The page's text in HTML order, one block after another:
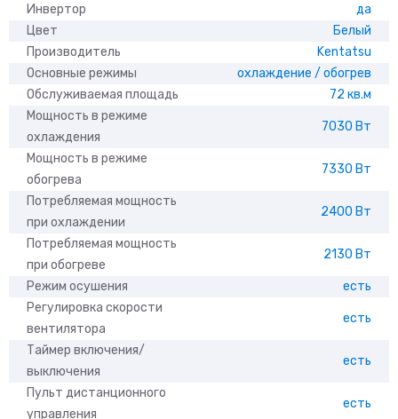
Инвертор
да
Цвет
Белый
Производитель
Kentatsu
Основные режимы
охлаждение / обогрев
Обслуживаемая площадь
72 кв.м
Мощность в режиме
охлаждения
7030 Вт
Мощность в режиме
обогрева
7330 Вт
Потребляемая мощность
при охлаждении
2400 Вт
Потребляемая мощность
при обогреве
2130 Вт
Режим осушения
есть
Регулировка скорости
вентилятора
есть
Таймер включения/
выключения
есть
Пульт дистанционного
управления
есть